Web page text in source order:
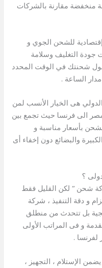
منخفضة مقارنة بالشركات
للشحن الجوي و
التغليف وسلامة
شحنتك في الوقت المحدد
الساعة .
هى الخيار الأنسب لمن
الى فرنسا حيث تجمع بين
بأسعار مناسبة و
للشحنات الكبيرة والبضائع دون إخفاء أى
؟
شحن ” لكن القليل فقط
و دقة التنفيذ ، شركة
بل تتحدث من منطلق
فى المقدمة و فى المراتب الأولى
.
الإستلام ، التجهيز ،